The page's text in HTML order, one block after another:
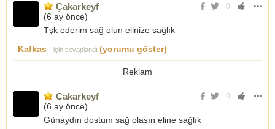
0
Çakarkeyf
(6 ay önce)
Tşk ederim sağ olun elinize sağlık
_Kafkas_
için cevaplandı (yorumu göster)
Reklam
0
Çakarkeyf
(6 ay önce)
Günaydın dostum sağ olasın eline sağlık